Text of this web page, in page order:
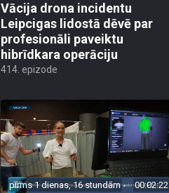
Vācija drona incidentu
Leipcigas lidostā dēvē par
profesionāli paveiktu
hibrīdkara operāciju
414. epizode
pirms 1 dienas, 16 stundām 00:02:22